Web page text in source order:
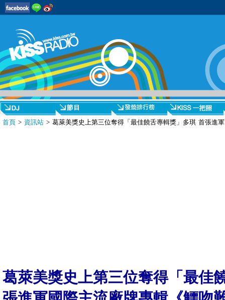
首頁 > 資訊站 > 葛萊美獎史上第三位奪得「最佳饒舌專輯獎」多琪 首張進
葛萊美獎史上第三位奪得「最佳